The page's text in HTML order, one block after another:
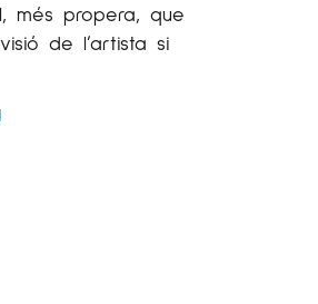
més propera, que
de l’artista si